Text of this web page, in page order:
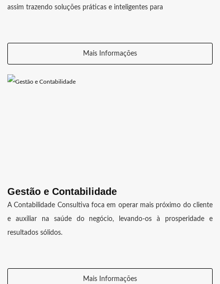
assim trazendo soluções práticas e inteligentes para
Mais Informações
Gestão e Contabilidade
A Contabilidade Consultiva foca em operar mais próximo do cliente
e auxiliar na saúde do negócio, levando-os à prosperidade e
resultados sólidos.
Mais Informações